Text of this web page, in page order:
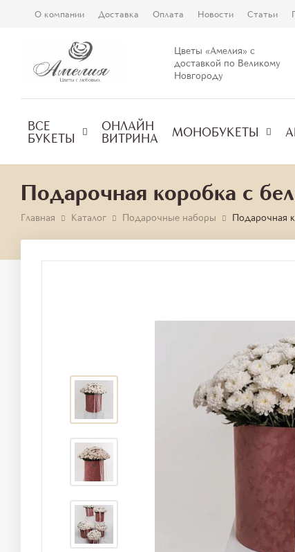
О компании Доставка Оплата Новости Статьи
Цветы «Амелия» с
доставкой по Великому
Новгороду
ВСЕ
БУКЕТЫ
ОНЛАЙН
ВИТРИНА
МОНОБУКЕТЫ
Подарочная коробка с
Главная Каталог Подарочные наборы Подарочная